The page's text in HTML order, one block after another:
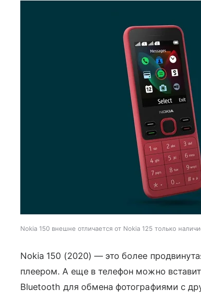
Nokia 150 внешне отличается от Nokia 125 только
Nokia 150 (2020) — это более
плеером. А еще в телефон можно
Bluetooth для обмена фотографиями с